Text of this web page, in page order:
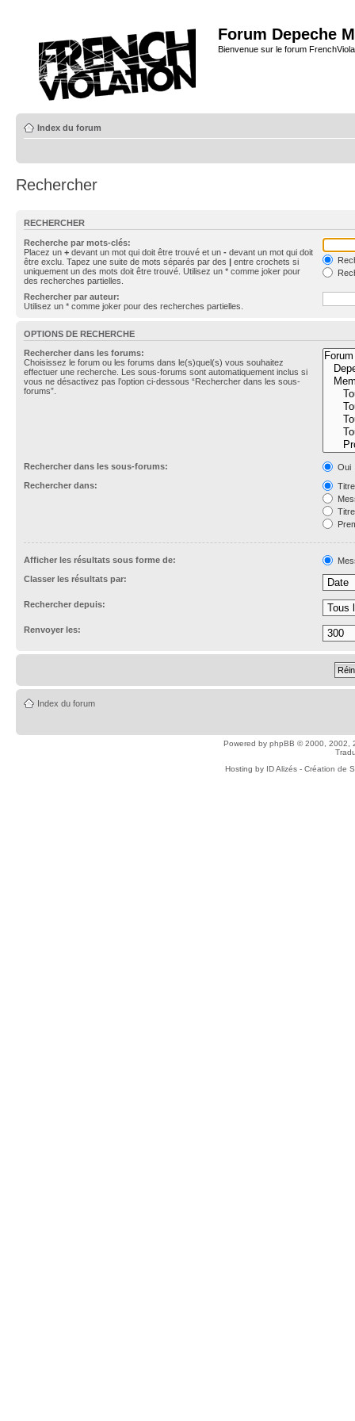
Forum Depeche
Bienvenue sur le forum
Index du forum
Rechercher
RECHERCHER
Recherche par mots-clés:
Placez un + devant un mot qui doit être trouvé et un - devant un mot qui doit
être exclu. Tapez une suite de mots séparés par des | entre crochets si
uniquement un des mots doit être trouvé. Utilisez un * comme joker pour
des recherches partielles.
Rechercher par auteur:
Utilisez un * comme joker pour des recherches partielles.
OPTIONS DE RECHERCHE
Rechercher dans les forums:
Choisissez le forum ou les forums dans le(s)quel(s) vous souhaitez
effectuer une recherche. Les sous-forums sont automatiquement inclus si
vous ne désactivez pas l’option ci-dessous “Rechercher dans les sous-
forums”.
Rechercher dans les sous-forums:
Oui
Rechercher dans:
Afficher les résultats sous forme de:
Classer les résultats par:
Rechercher depuis:
Renvoyer les:
Index du forum
Powered by phpBB © 2000, 2002,
Hosting by ID Alizés - Création de